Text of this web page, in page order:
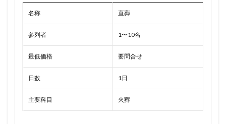
名称 直葬
参列者 1〜10名
最低価格 要問合せ
日数 1日
主要科目 火葬